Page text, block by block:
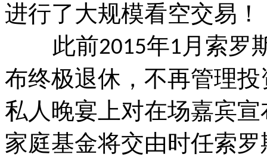
进行了大规模看空交易！
此前2015年1 月索罗
布终极退休，不再管理
私人晚宴上对在场嘉宾
家庭基金将交由时任索